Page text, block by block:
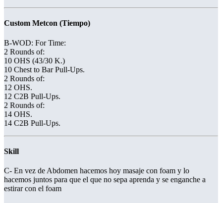
Custom Metcon (Tiempo)
B-WOD: For Time:
2 Rounds of:
10 OHS (43/30 K.)
10 Chest to Bar Pull-Ups.
2 Rounds of:
12 OHS.
12 C2B Pull-Ups.
2 Rounds of:
14 OHS.
14 C2B Pull-Ups.
Skill
C- En vez de Abdomen hacemos hoy masaje con foam y lo
hacemos juntos para que el que no sepa aprenda y se enganche a
estirar con el foam